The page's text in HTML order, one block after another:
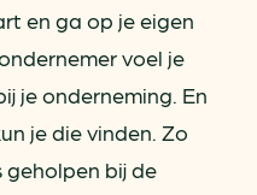
en ga op je eigen
voel je
je onderneming. En
je die vinden. Zo
geholpen bij de